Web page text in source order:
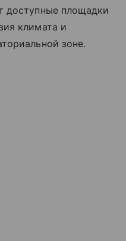
доступные площадки
климата и
зоне.